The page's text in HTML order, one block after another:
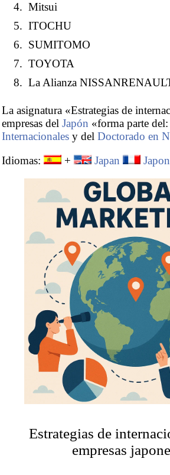
Mitsui
ITOCHU
SUMITOMO
TOYOTA
La Alianza
La asignatura «Estrategias de
empresas del Japón «forma parte
Internacionales y del Doctorado en
Idiomas:
+ Japan Japon
Estrategias de
empresas